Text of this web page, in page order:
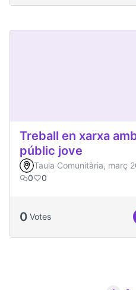
Treball en xarxa
públic jove
Taula Comunitària, març
0
0
0 Votes